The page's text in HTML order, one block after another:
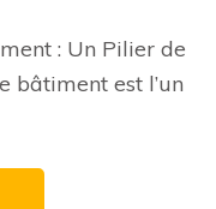
Les
merveilles
du
: Un Pilier de
bâtiment est l’un